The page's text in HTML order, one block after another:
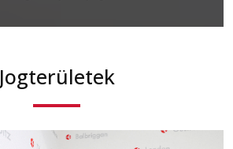
Jogterületek